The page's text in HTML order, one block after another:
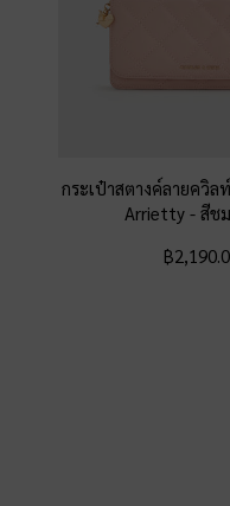
กระเป๋าสตางค์ลายควิ
Arrietty-สีช
฿